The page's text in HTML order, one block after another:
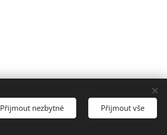
Čeština
Deutsch
Přijmout nezbytné Přijmout vše